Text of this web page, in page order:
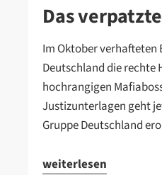
Das
Im Oktober verhafteten
Deutschland die rechte
hochrangigen
Justizunterlagen geht
Gruppe Deutschland
weiterlesen